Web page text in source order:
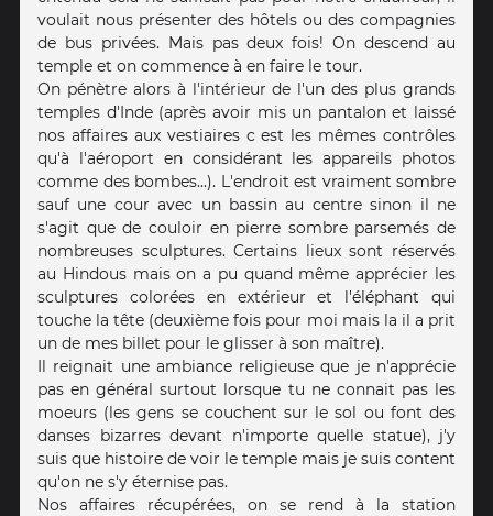
voulait nous présenter des hôtels ou des compagnies
de bus privées. Mais pas deux fois! On descend au
temple et on commence à en faire le tour.
On pénètre alors à l'intérieur de l'un des plus grands
temples d'Inde (après avoir mis un pantalon et laissé
nos affaires aux vestiaires c est les mêmes contrôles
qu'à l'aéroport en considérant les appareils photos
comme des bombes...). L'endroit est vraiment sombre
sauf une cour avec un bassin au centre sinon il ne
s'agit que de couloir en pierre sombre parsemés de
nombreuses sculptures. Certains lieux sont réservés
au Hindous mais on a pu quand même apprécier les
sculptures colorées en extérieur et l'éléphant qui
touche la tête (deuxième fois pour moi mais la il a prit
un de mes billet pour le glisser à son maître).
Il reignait une ambiance religieuse que je n'apprécie
pas en général surtout lorsque tu ne connait pas les
moeurs (les gens se couchent sur le sol ou font des
danses bizarres devant n'importe quelle statue), j'y
suis que histoire de voir le temple mais je suis content
qu'on ne s'y éternise pas.
Nos affaires récupérées, on se rend à la station